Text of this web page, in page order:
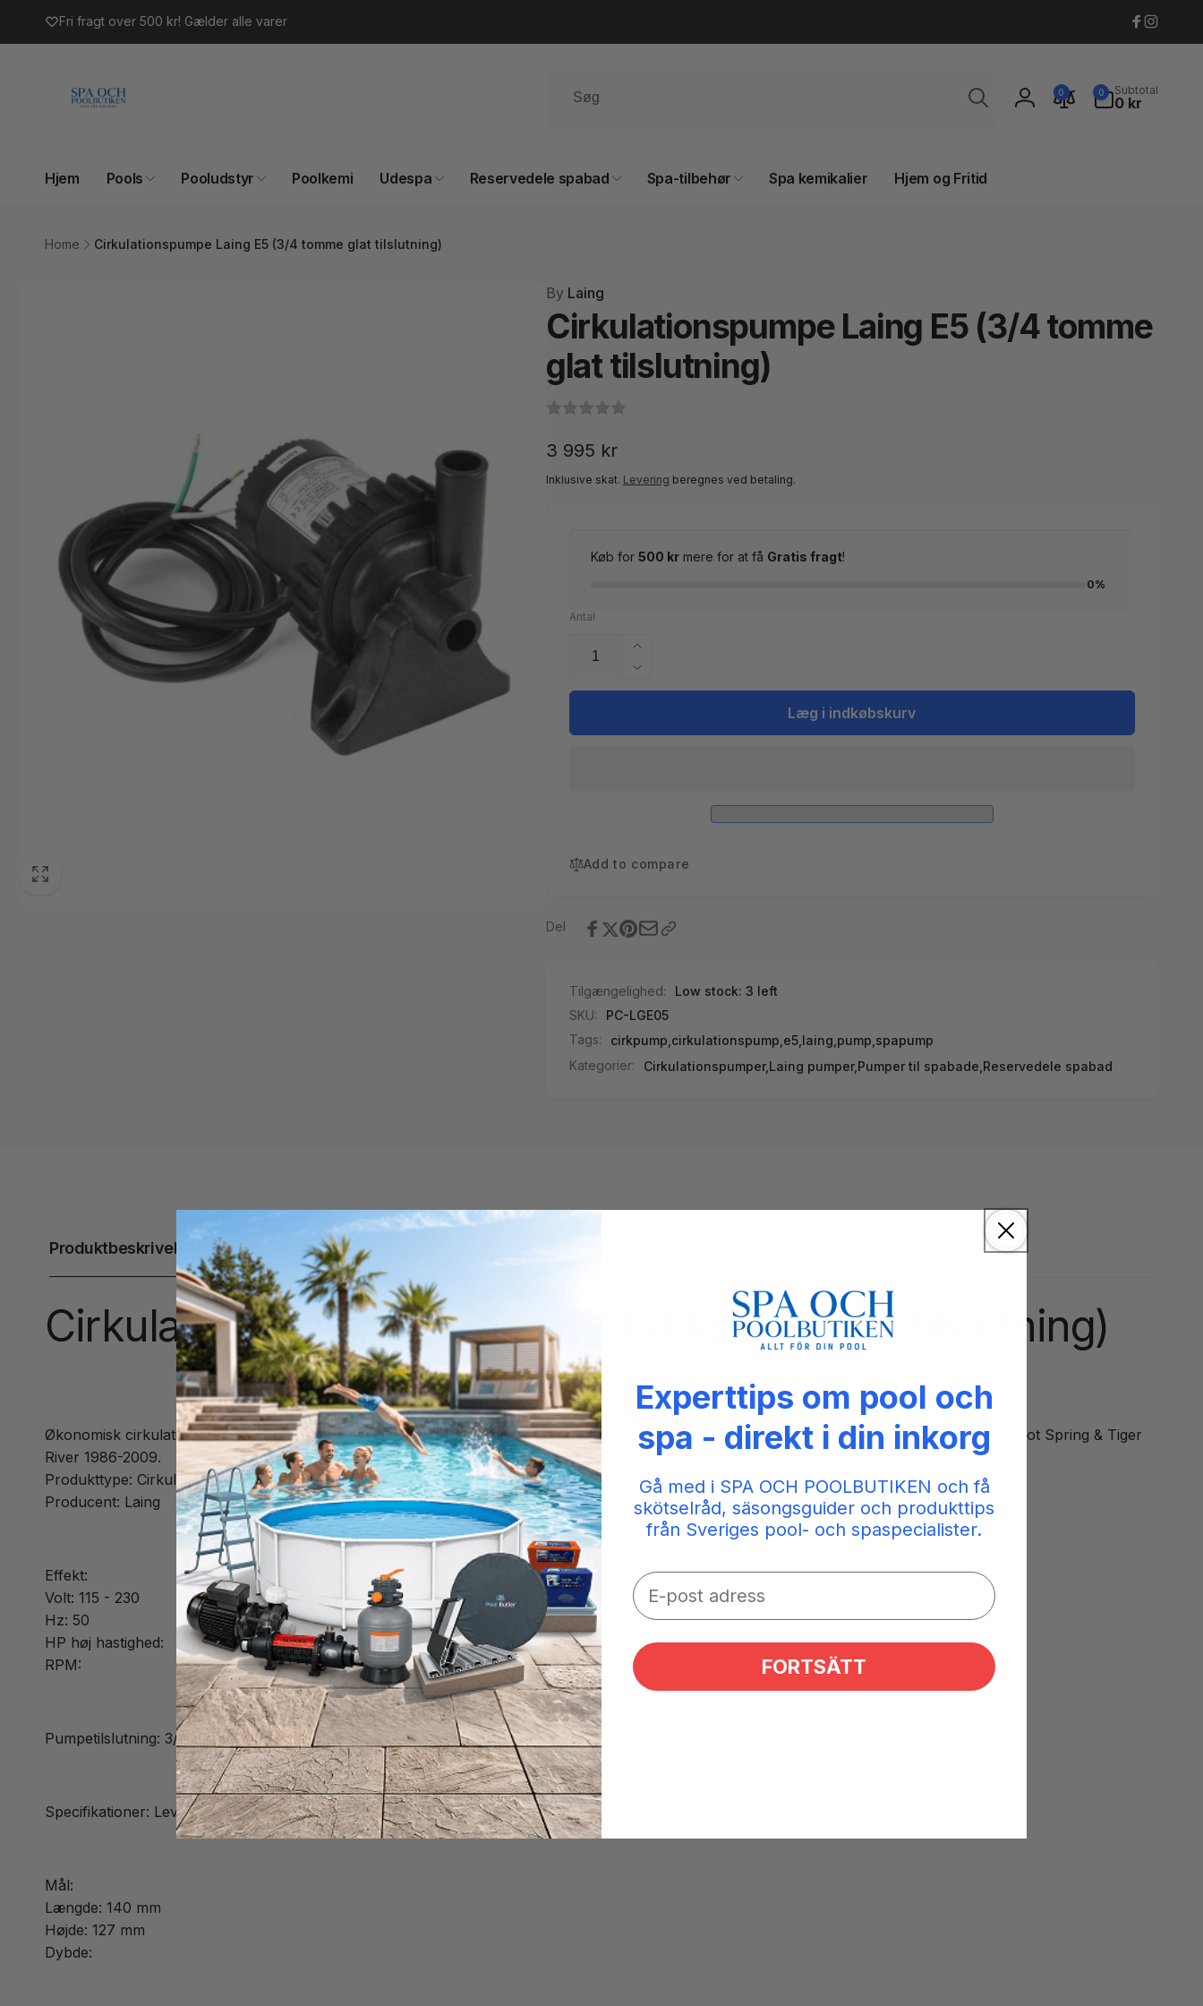
indhold Fri fragt over 500 kr! Gælder alle varer
Facebook
Log
0 0
varer
Subtotal
0 kr
Hjem Pools Pooludstyr Poolkemi Udespa Reservedele spabad Spa-tilbehør Spa kemikalier Hjem og Fritid
Home Cirkulationspumpe Laing E5 (3/4 tomme glat tilslutning)
ByLaing
Cirkulationspumpe Laing E5 (3/4 tomme
glat tilslutning)
Normalpris
3 995 kr
Inklusive skat. Levering beregnes ved betaling.
Køb for 500 krmere for at få Gratis fragt!
0%
Antal
Øg
antallet
for
Reducer
antallet
Cirkulationspumpe
Læg i indkøbskurv
Add to compare
Del
Tilgængelighed:
Low stock: 3 left
SKU:
PC-LGE05
Tags:
cirkpump cirkulationspump e5, laing pump spapump
Kategorier:
Cirkulationspumper, Laing pumper, Pumper til spabade, Reservedele spabad
Produktbeskrivelse
Cirkulationspumpe Laing E5 (3/4 tomme glat tilslutning)
Økonomisk cirkulationspumpe, der forbruger 40% mindre energi end en standard cirkulationspumpe. Er monteret i Caldera/Watkins fra 2002. Hot Spring & Tiger
River 1986-2009.
Produkttype: Cirkulationspumpe
Producent: Laing
Effekt:
Volt: 115 - 230
Hz: 50
HP høj hastighed:
RPM:
Pumpetilslutning: 3/4 tomme glat tilslutning
Specifikationer: Leveres med kabel, men du skal muligvis bruge dit eksisterende kabel, da det medfølgende mangler stik.
Mål:
Længde: 140 mm
Højde: 127 mm
Dybde:
Experttips om pool och
spa - direkt i din inkorg
Gå med i SPA OCH POOLBUTIKEN och få
skötselråd, säsongsguider och produkttips
från Sveriges pool- och spaspecialister.
FORTSÄTT